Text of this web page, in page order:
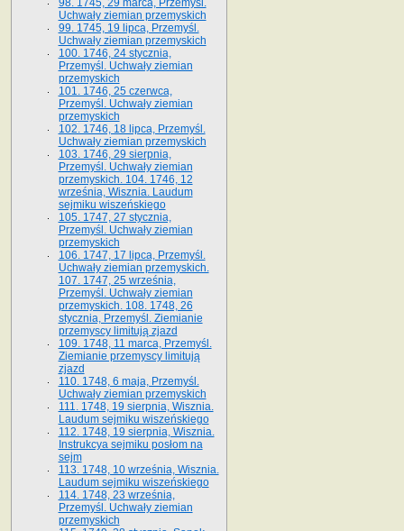
98. 1745, 29 marca, Przemyśl.
Uchwały ziemian przemyskich
99. 1745, 19 lipca, Przemyśl.
Uchwały ziemian przemyskich
100. 1746, 24 stycznia,
Przemyśl. Uchwały ziemian
przemyskich
101. 1746, 25 czerwca,
Przemyśl. Uchwały ziemian
przemyskich
102. 1746, 18 lipca, Przemyśl.
Uchwały ziemian przemyskich
103. 1746, 29 sierpnia,
Przemyśl. Uchwały ziemian
przemyskich. 104. 1746, 12
września, Wisznia. Laudum
sejmiku wiszeńskiego
105. 1747, 27 stycznia,
Przemyśl. Uchwały ziemian
przemyskich
106. 1747, 17 lipca, Przemyśl.
Uchwały ziemian przemyskich.
107. 1747, 25 września,
Przemyśl. Uchwały ziemian
przemyskich. 108. 1748, 26
stycznia, Przemyśl. Ziemianie
przemyscy limitują zjazd
109. 1748, 11 marca, Przemyśl.
Ziemianie przemyscy limitują
zjazd
110. 1748, 6 maja, Przemyśl.
Uchwały ziemian przemyskich
111. 1748, 19 sierpnia, Wisznia.
Laudum sejmiku wiszeńskiego
112. 1748, 19 sierpnia, Wisznia.
Instrukcya sejmiku posłom na
sejm
113. 1748, 10 września, Wisznia.
Laudum sejmiku wiszeńskiego
114. 1748, 23 września,
Przemyśl. Uchwały ziemian
przemyskich